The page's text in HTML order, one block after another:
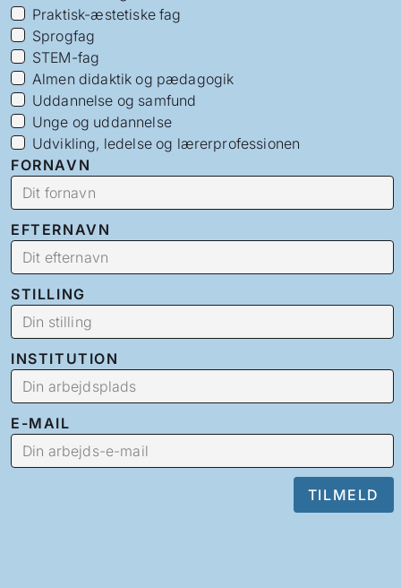
Praktisk-æstetiske fag
Sprogfag
STEM-fag
Almen didaktik og pædagogik
Uddannelse og samfund
Unge og uddannelse
Udvikling, ledelse og lærerprofessionen
FORNAVN
EFTERNAVN
STILLING
INSTITUTION
E-MAIL